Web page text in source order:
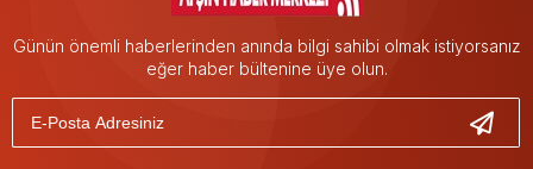
Günün önemli haberlerinden anında bilgi sahibi olmak istiyorsanız
eğer haber bültenine üye olun.